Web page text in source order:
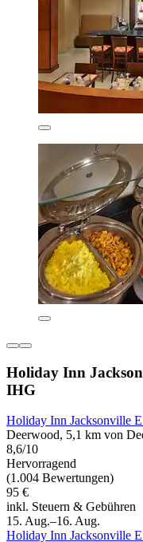
Holiday Inn
IHG
Holiday Inn Jacksonville
Deerwood, 5,1 km von
8,6/10
Hervorragend
(1.004 Bewertungen)
95 €
inkl. Steuern & Gebühren
15. Aug.–16. Aug.
Holiday Inn Jacksonville